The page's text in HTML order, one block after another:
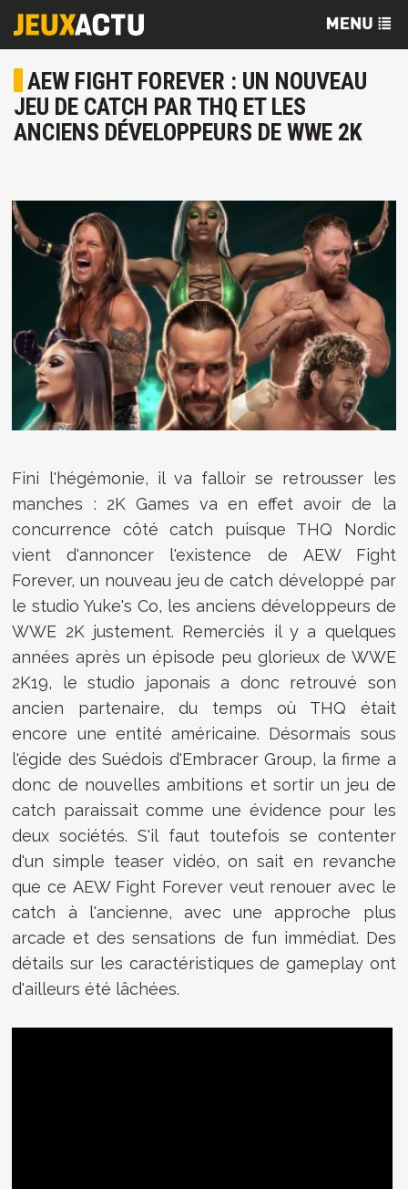
AEW FIGHT FOREVER : UN NOUVEAU
JEU DE CATCH PAR THQ ET LES
ANCIENS DÉVELOPPEURS DE WWE 2K
Fini l'hégémonie, il va falloir se retrousser les
manches : 2K Games va en effet avoir de la
concurrence côté catch puisque THQ Nordic
vient d'annoncer l'existence de AEW Fight
Forever, un nouveau jeu de catch développé par
le studio Yuke's Co, les anciens développeurs de
WWE 2K justement. Remerciés il y a quelques
années après un épisode peu glorieux de WWE
2K19, le studio japonais a donc retrouvé son
ancien partenaire, du temps où THQ était
encore une entité américaine. Désormais sous
l'égide des Suédois d'Embracer Group, la firme a
donc de nouvelles ambitions et sortir un jeu de
catch paraissait comme une évidence pour les
deux sociétés. S'il faut toutefois se contenter
d'un simple teaser vidéo, on sait en revanche
que ce AEW Fight Forever veut renouer avec le
catch à l'ancienne, avec une approche plus
arcade et des sensations de fun immédiat. Des
détails sur les caractéristiques de gameplay ont
d'ailleurs été lâchées.